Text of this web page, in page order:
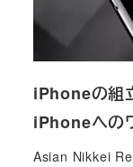
iPhoneの組
iPhoneへの
Asian Nikkei